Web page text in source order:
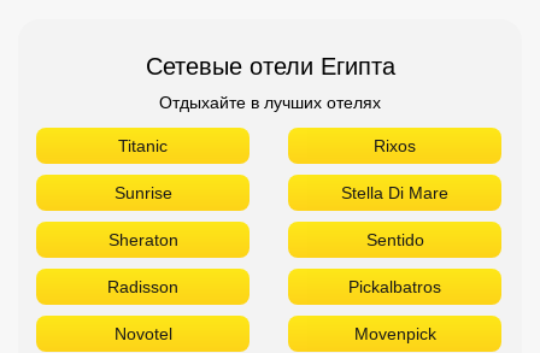
Сетевые отели Египта
Отдыхайте в лучших отелях
Titanic Rixos
Sunrise Stella Di Mare
Sheraton Sentido
Radisson Pickalbatros
Novotel Movenpick